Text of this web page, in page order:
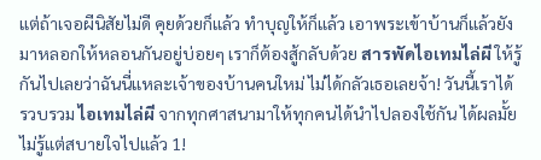
แต่ถ้าเจอผีนิสัยไม่ดี คุยด้วยก็แล้ว ทำบุญให้ก็แล้ว เอาพระเข้าบ้านก็แล้วยัง
มาหลอกให้หลอนกันอยู่บ่อยๆ เราก็ต้องสู้กลับด้วย สารพัดไอเทมไล่ผีให้รู้
กันไปเลยว่าฉันนี่แหละเจ้าของบ้านคนใหม่ ไม่ได้กลัวเธอเลยจ้า! วันนี้เราได้
รวบรวมไอเทมไล่ผี จากทุกศาสนามาให้ทุกคนได้นำไปลองใช้กัน ได้ผลมั้ย
ไม่รู้แต่สบายใจไปแล้ว 1!